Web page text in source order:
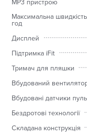
MP3 пристрою
Максимальна
год
Дисплей
Підтримка iFit
Тримач для пляшки
Вбудований
Вбудовані датчики
Бездротові технології
Складана конструкція